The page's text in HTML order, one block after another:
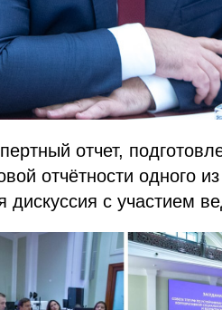
отчет,
отчётности одного
дискуссия с участием